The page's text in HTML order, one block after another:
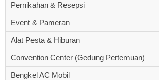
Pernikahan & Resepsi
Event & Pameran
Alat Pesta & Hiburan
Convention Center (Gedung Pertemuan)
Bengkel AC Mobil